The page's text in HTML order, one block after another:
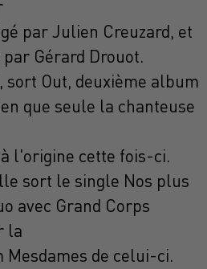
par Julien Creuzard, et
Gérard Drouot.
sort Out, deuxième album
que seule la chanteuse
l'origine cette fois-ci.
sort le single Nos plus
avec Grand Corps
la
de celui-ci.